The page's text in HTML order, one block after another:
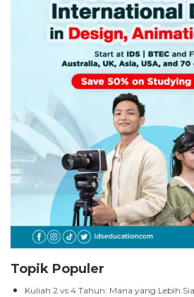
Topik Populer
Kuliah 2 vs 4 Tahun: Mana yang Lebih